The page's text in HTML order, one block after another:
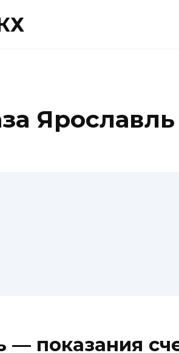
показания